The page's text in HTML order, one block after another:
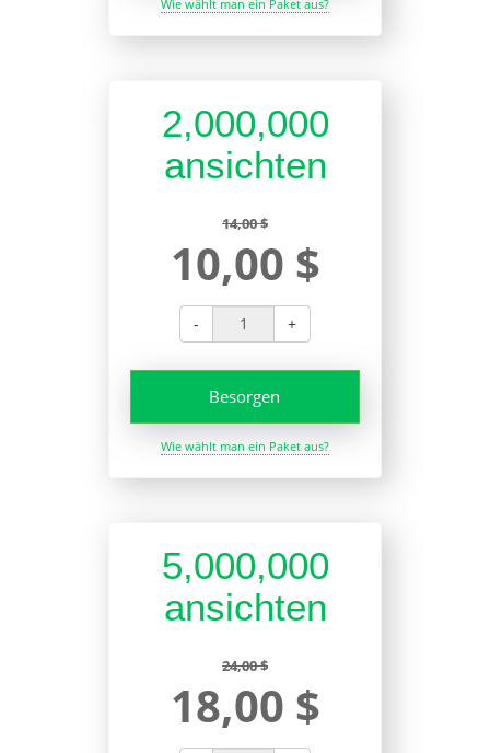
Wie wählt man ein Paket aus?
2,000,000
ansichten
14,00 $
10,00 $
- +
Besorgen
Wie wählt man ein Paket aus?
5,000,000
ansichten
24,00 $
18,00 $